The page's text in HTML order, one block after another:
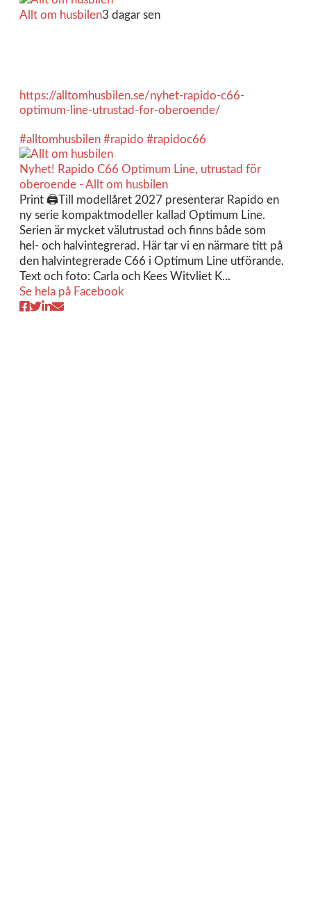
Allt om husbilen3 dagar sen
https://alltomhusbilen.se/nyhet-rapido-c66-
optimum-line-utrustad-for-oberoende/
#alltomhusbilen #rapido #rapidoc66
Nyhet! Rapido C66 Optimum Line, utrustad för
oberoende - Allt om husbilen
Print 🖨Till modellåret 2027 presenterar Rapido en
ny serie kompaktmodeller kallad Optimum Line.
Serien är mycket välutrustad och finns både som
hel- och halvintegrerad. Här tar vi en närmare titt på
den halvintegrerade C66 i Optimum Line utförande.
Text och foto: Carla och Kees Witvliet K...
Se hela på Facebook